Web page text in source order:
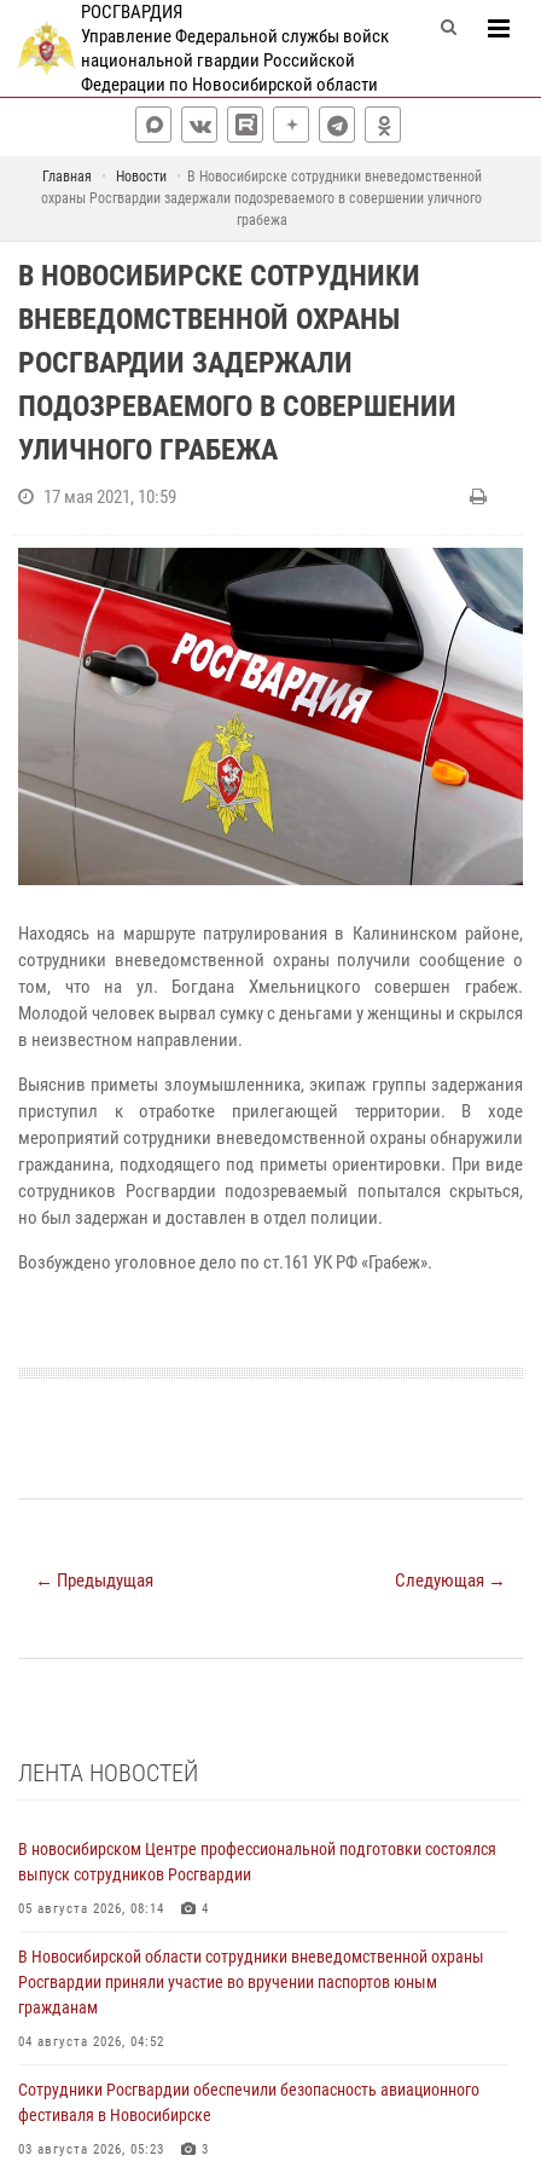
РОСГВАРДИЯ
Управление Федеральной службы войск
национальной гвардии Российской
Федерации по Новосибирской области
Главная Новости
В Новосибирске сотрудники вневедомственной
охраны Росгвардии задержали подозреваемого в совершении уличного
грабежа
В НОВОСИБИРСКЕ СОТРУДНИКИ
ВНЕВЕДОМСТВЕННОЙ ОХРАНЫ
РОСГВАРДИИ ЗАДЕРЖАЛИ
ПОДОЗРЕВАЕМОГО В СОВЕРШЕНИИ
УЛИЧНОГО ГРАБЕЖА
17 мая 2021, 10:59
Находясь на маршруте патрулирования в Калининском районе,
сотрудники вневедомственной охраны получили сообщение о
том, что на ул. Богдана Хмельницкого совершен грабеж.
Молодой человек вырвал сумку с деньгами у женщины и скрылся
в неизвестном направлении.
Выяснив приметы злоумышленника, экипаж группы задержания
приступил к отработке прилегающей территории. В ходе
мероприятий сотрудники вневедомственной охраны обнаружили
гражданина, подходящего под приметы ориентировки. При виде
сотрудников Росгвардии подозреваемый попытался скрыться,
но был задержан и доставлен в отдел полиции.
Возбуждено уголовное дело по ст.161 УК РФ «Грабеж».
← Предыдущая Следующая →
ЛЕНТА НОВОСТЕЙ
В новосибирском Центре профессиональной подготовки состоялся
выпуск сотрудников Росгвардии
05 августа 2026, 08:14 4
В Новосибирской области сотрудники вневедомственной охраны
Росгвардии приняли участие во вручении паспортов юным
гражданам
04 августа 2026, 04:52
Сотрудники Росгвардии обеспечили безопасность авиационного
фестиваля в Новосибирске
03 августа 2026, 05:23 3